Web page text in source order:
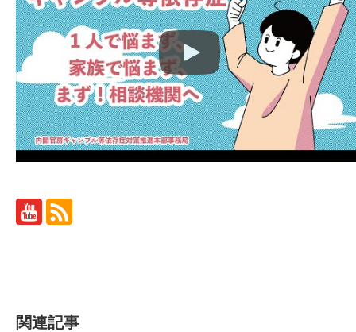
関連記事